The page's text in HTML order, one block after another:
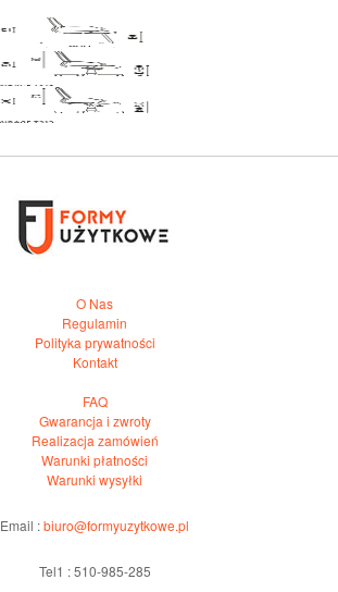
O Nas
Regulamin
Polityka prywatności
Kontakt
FAQ
Gwarancja i zwroty
Realizacja zamówień
Warunki płatności
Warunki wysyłki
Email :biuro@formyuzytkowe.pl
Tel1 : 510-985-285